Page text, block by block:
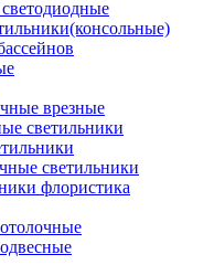
врезные
светильники
светильники
флористика